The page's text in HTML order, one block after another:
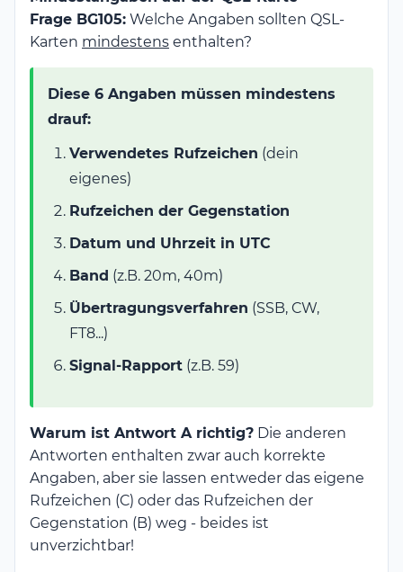
Frage BG105: Welche Angaben sollten QSL-
Karten mindestens enthalten?
Diese 6 Angaben müssen mindestens
drauf:
Verwendetes Rufzeichen (dein
eigenes)
Rufzeichen der Gegenstation
Datum und Uhrzeit in UTC
Band (z.B. 20m, 40m)
Übertragungsverfahren (SSB, CW,
FT8...)
Signal-Rapport (z.B. 59)
Warum ist Antwort A richtig? Die anderen
Antworten enthalten zwar auch korrekte
Angaben, aber sie lassen entweder das eigene
Rufzeichen (C) oder das Rufzeichen der
Gegenstation (B) weg - beides ist
unverzichtbar!